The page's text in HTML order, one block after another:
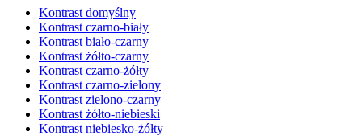
Kontrast domyślny
Kontrast czarno-biały
Kontrast biało-czarny
Kontrast żółto-czarny
Kontrast czarno-żółty
Kontrast czarno-zielony
Kontrast zielono-czarny
Kontrast żółto-niebieski
Kontrast niebiesko-żółty